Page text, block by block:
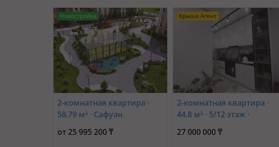
Новостройка
2-комнатная квартира ·
58.79 м² · Сафуан
Шаймерденов 1
от 25 995 200 ₸
Крыша Агент
2-комнатная квартира ·
44.8 м² · 5/12 этаж ·
Бейбарыс Султан 25/3
27 000 000 ₸